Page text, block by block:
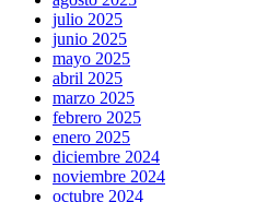
julio 2025
junio 2025
mayo 2025
abril 2025
marzo 2025
febrero 2025
enero 2025
diciembre 2024
noviembre 2024
octubre 2024